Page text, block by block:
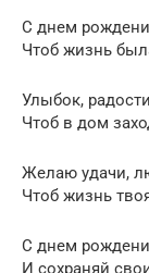
С днем
Чтоб жизнь
Улыбок,
Чтоб в дом
Желаю удачи,
Чтоб жизнь
С днем
И сохраняй